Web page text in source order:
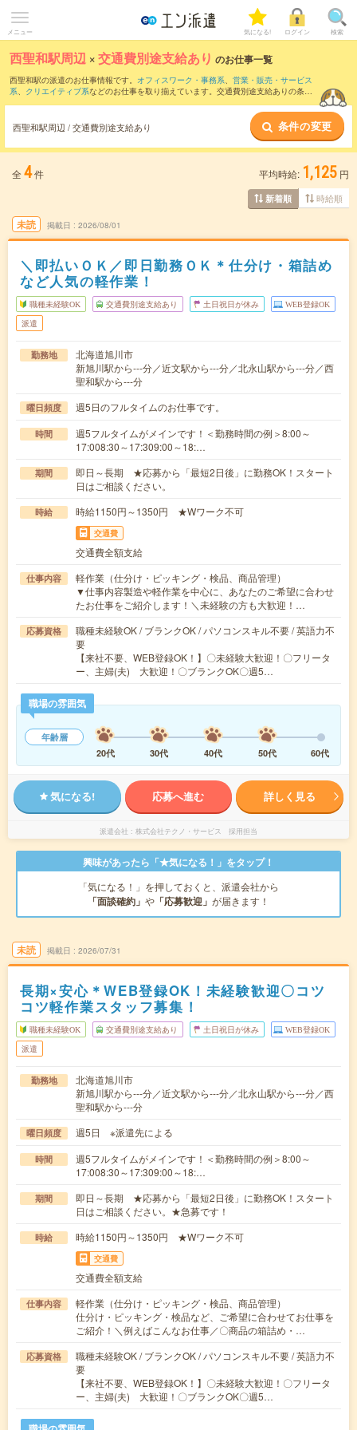
メニュー 気になる! ログイン 検索
西聖和駅周辺 ×交通費別途支給あり のお仕事一覧
西聖和駅の派遣のお仕事情報です。 オフィスワーク・事務系、 営業・販売・サービス
系、 クリエイティブ系などのお仕事を取り揃えています。交通費別途支給ありの条件
西聖和駅周辺 / 交通費別途支給あり 条件の変更
全 4件 平均時給: 1,125 円
新着順 時給順
未読 掲載日 2026/08/01
＼即払いＯＫ／即日勤務ＯＫ＊仕分け・箱詰め
など人気の軽作業！
職種未経験OK 交通費別途支給あり 土日祝日が休み WEB登録OK
派遣
勤務地
北海道旭川市
新旭川駅から---分／近文駅から---分／北永山駅から---分／西
聖和駅から---分
曜日頻度 週5日のフルタイムのお仕事です。
時間
週5フルタイムがメインです！＜勤務時間の例＞8:00～
17:008:30～17:309:00～18:…
期間
即日～長期 ★応募から「最短2日後」に勤務OK！スタート
日はご相談ください。
時給 時給1150円～1350円 ★Wワーク不可
交通費
交通費全額支給
仕事内容
軽作業（仕分け・ピッキング・検品、商品管理）
▼仕事内容製造や軽作業を中心に、あなたのご希望に合わせ
たお仕事をご紹介します！＼未経験の方も大歓迎！…
応募資格
職種未経験OK / ブランクOK / パソコンスキル不要 / 英語力不
要
【来社不要、WEB登録OK！】〇未経験大歓迎！〇フリータ
ー、主婦(夫) 大歓迎！〇ブランクOK〇週5…
職場の雰囲気
年齢層
20代
30代 40代 50代 60代
気になる! 応募へ進む 詳しく見る
派遣会社 株式会社テクノ・サービス 採用担当
興味があったら「★気になる！」をタップ！
「気になる！」を押しておくと、派遣会社から
「面談確約」 や 「応募歓迎」 が届きます！
未読 掲載日 2026/07/31
長期×安心＊WEB登録OK！未経験歓迎〇コツ
コツ軽作業スタッフ募集！
職種未経験OK 交通費別途支給あり 土日祝日が休み WEB登録OK
派遣
勤務地
北海道旭川市
新旭川駅から---分／近文駅から---分／北永山駅から---分／西
聖和駅から---分
曜日頻度 週5日 ※派遣先による
時間
週5フルタイムがメインです！＜勤務時間の例＞8:00～
17:008:30～17:309:00～18:…
期間
即日～長期 ★応募から「最短2日後」に勤務OK！スタート
日はご相談ください。★急募です！
時給 時給1150円～1350円 ★Wワーク不可
交通費
交通費全額支給
仕事内容
軽作業（仕分け・ピッキング・検品、商品管理）
仕分け・ピッキング・検品など、ご希望に合わせてお仕事を
ご紹介！＼例えばこんなお仕事／〇商品の箱詰め・…
応募資格
職種未経験OK / ブランクOK / パソコンスキル不要 / 英語力不
要
【来社不要、WEB登録OK！】〇未経験大歓迎！〇フリータ
ー、主婦(夫) 大歓迎！〇ブランクOK〇週5…